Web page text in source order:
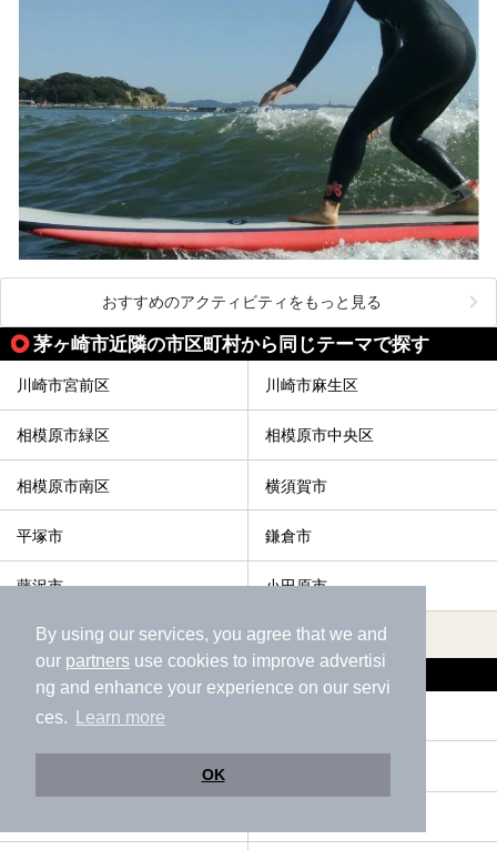
By using our services, you agree that we and
our partners use cookies to improve advertisi
ng and enhance your experience on our servi
ces.
Learn more
OK
この記事は箱根 芦ノ湖畔蛸川温泉 龍宮殿のPR記事です。
おすすめのアクティビティをもっと見る
茅ヶ崎市近隣の市区町村から同じテーマで探す
川崎市宮前区 川崎市麻生区
相模原市緑区 相模原市中央区
相模原市南区 横須賀市
平塚市 鎌倉市
藤沢市 小田原市
すべて表示する
茅ヶ崎市の人気テーマから探す
宿泊